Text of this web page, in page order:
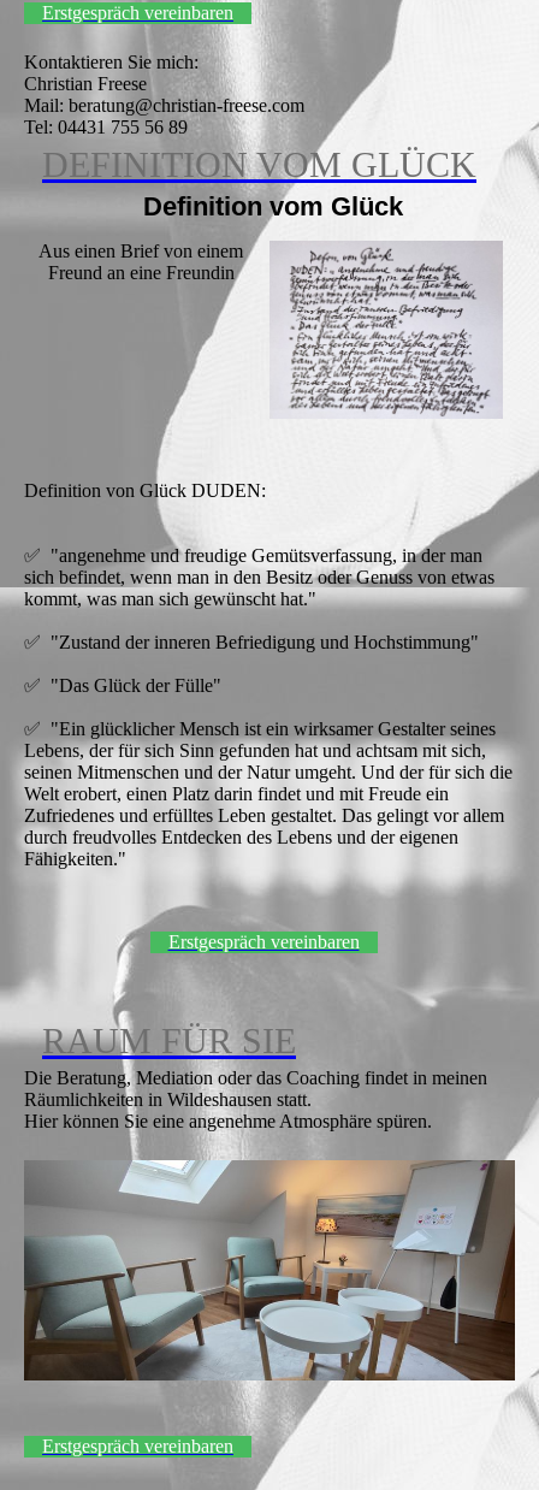
Erstgespräch vereinbaren
Kontaktieren Sie mich:
Christian Freese
Mail: beratung@christian-freese.com
Tel: 04431 755 56 89
DEFINITION VOM GLÜCK
Definition vom Glück
Aus einen Brief von einem
Freund an eine Freundin
Definition von Glück DUDEN:
✅ "angenehme und freudige Gemütsverfassung, in der man
sich befindet, wenn man in den Besitz oder Genuss von etwas
kommt, was man sich gewünscht hat."
✅ "Zustand der inneren Befriedigung und Hochstimmung"
✅ "Das Glück der Fülle"
✅ "Ein glücklicher Mensch ist ein wirksamer Gestalter seines
Lebens, der für sich Sinn gefunden hat und achtsam mit sich,
seinen Mitmenschen und der Natur umgeht. Und der für sich die
Welt erobert, einen Platz darin findet und mit Freude ein
Zufriedenes und erfülltes Leben gestaltet. Das gelingt vor allem
durch freudvolles Entdecken des Lebens und der eigenen
Fähigkeiten."
Erstgespräch vereinbaren
RAUM FÜR SIE
Die Beratung, Mediation oder das Coaching findet in meinen
Räumlichkeiten in Wildeshausen statt.
Hier können Sie eine angenehme Atmosphäre spüren.
Erstgespräch vereinbaren